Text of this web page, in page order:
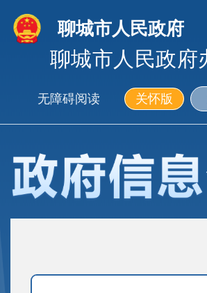
聊城市人民政府
聊城市人民政府
无障碍阅读 关怀版